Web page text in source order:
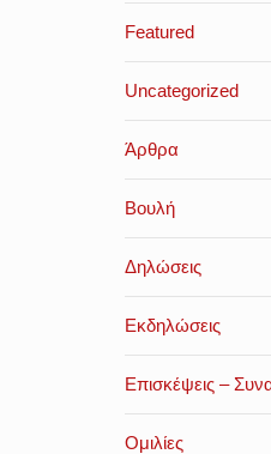
Featured
Uncategorized
Άρθρα
Βουλή
Δηλώσεις
Εκδηλώσεις
Επισκέψεις –
Ομιλίες